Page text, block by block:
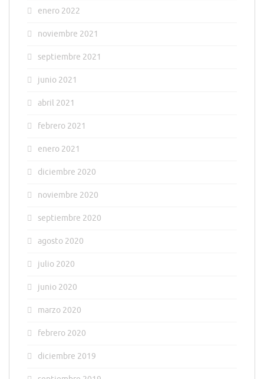
enero 2022
noviembre 2021
septiembre 2021
junio 2021
abril 2021
febrero 2021
enero 2021
diciembre 2020
noviembre 2020
septiembre 2020
agosto 2020
julio 2020
junio 2020
marzo 2020
febrero 2020
diciembre 2019